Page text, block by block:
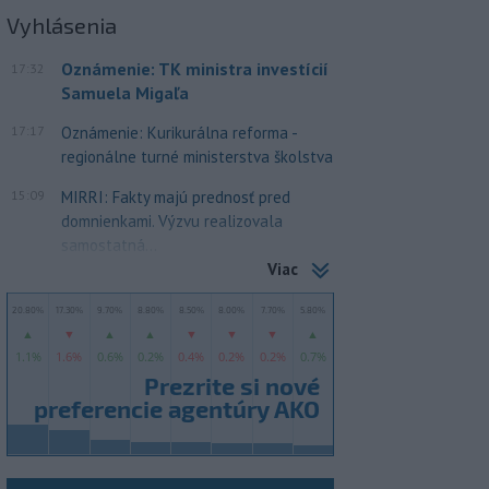
Vyhlásenia
17:32
Oznámenie: TK ministra investícií
Samuela Migaľa
17:17
Oznámenie: Kurikurálna reforma -
regionálne turné ministerstva školstva
15:09
MIRRI: Fakty majú prednosť pred
domnienkami. Výzvu realizovala
samostatná...
Viac